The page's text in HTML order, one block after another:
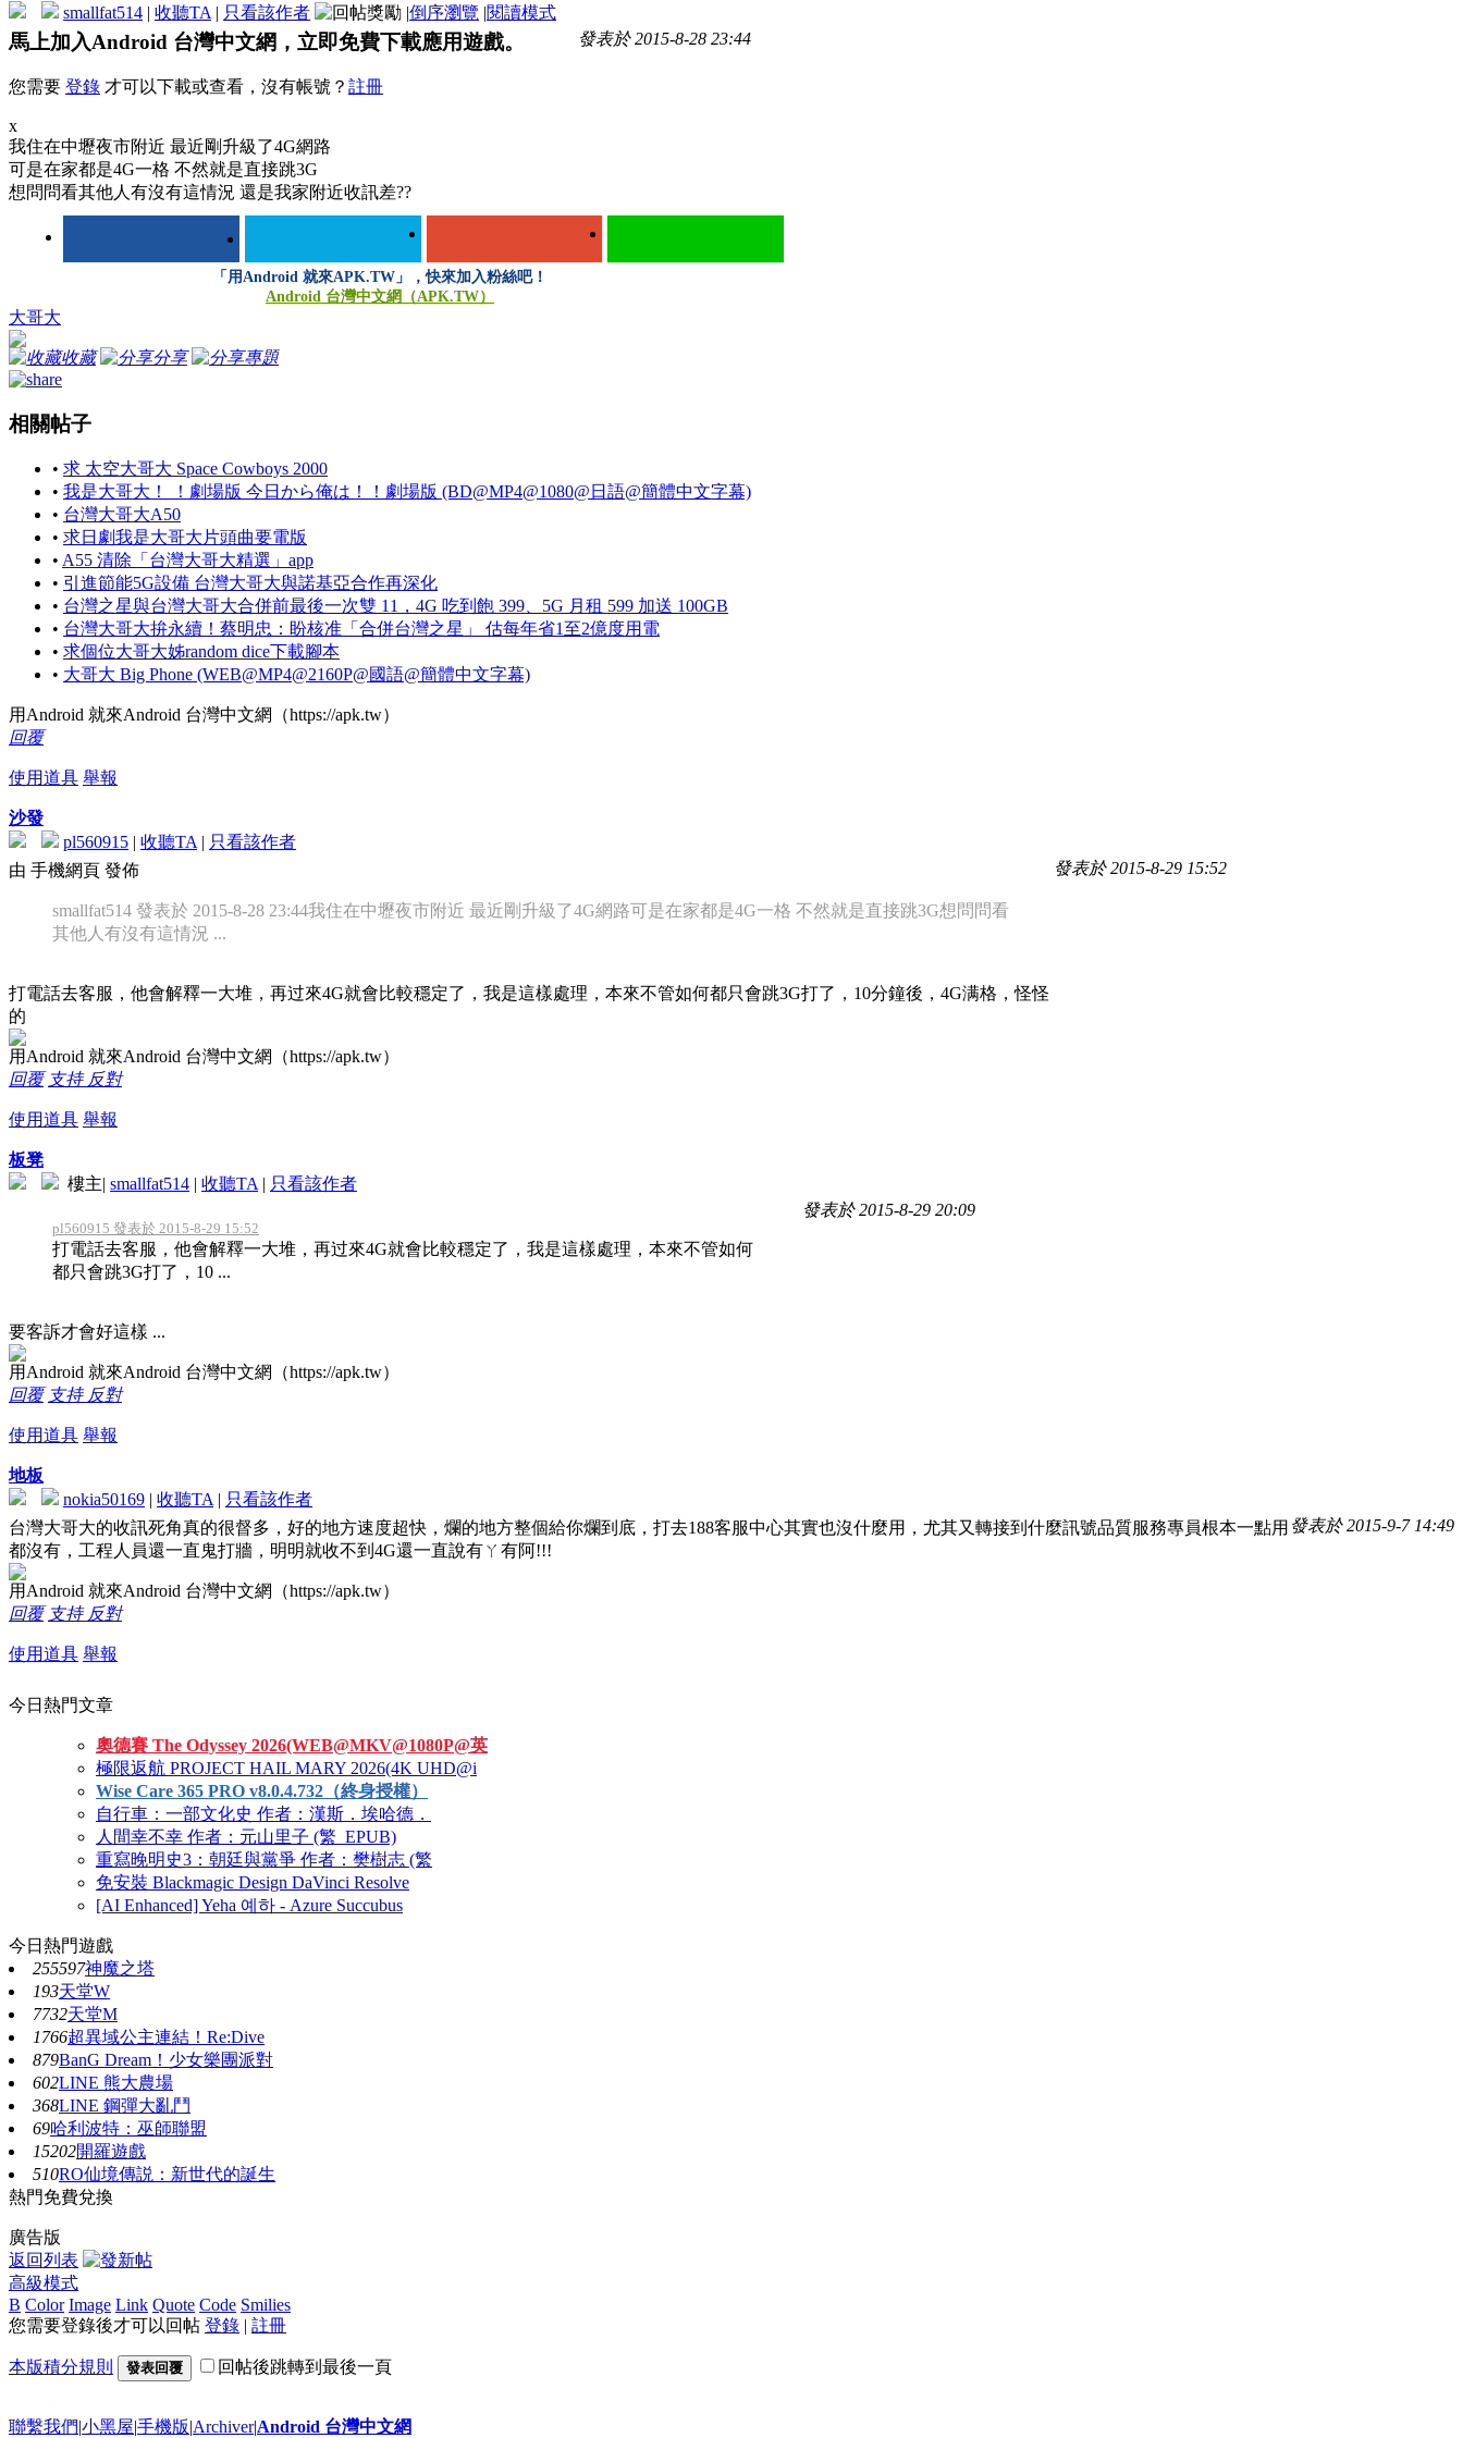
smallfat514 | 收聽TA | 只看該作者 |倒序瀏覽 |閱讀模式
發表於 2015-8-28 23:44
馬上加入Android 台灣中文網，立即免費下載應用遊戲。
您需要 登錄 才可以下載或查看，沒有帳號？ 註冊
x
我住在中壢夜市附近 最近剛升級了4G網路
可是在家都是4G一格 不然就是直接跳3G
想問問看其他人有沒有這情況 還是我家附近收訊差??
「用Android 就來APK.TW」，快來加入粉絲吧！
Android 台灣中文網（APK.TW）
大哥大
收藏 分享 專題
相關帖子
• 求 太空大哥大 Space Cowboys 2000
• 我是大哥大！ ！劇場版 今日から俺は！！劇場版 (BD@MP4@1080@日語@簡體中文字幕)
• 台灣大哥大A50
• 求日劇我是大哥大片頭曲要電版
• A55 清除「台灣大哥大精選」app
• 引進節能5G設備 台灣大哥大與諾基亞合作再深化
• 台灣之星與台灣大哥大合併前最後一次雙 11，4G 吃到飽 399、5G 月租 599 加送 100GB
• 台灣大哥大拚永續！蔡明忠：盼核准「合併台灣之星」 估每年省1至2億度用電
• 求個位大哥大姊random dice下載腳本
• 大哥大 Big Phone (WEB@MP4@2160P@國語@簡體中文字幕)
用Android 就來Android 台灣中文網（https://apk.tw）
回覆
使用道具 舉報
沙發
pl560915 | 收聽TA | 只看該作者
發表於 2015-8-29 15:52
由 手機網頁 發佈
smallfat514 發表於 2015-8-28 23:44我住在中壢夜市附近 最近剛升級了4G網路可是在家都是4G一格 不然就是直接跳3G想問問看
其他人有沒有這情況 ...
打電話去客服，他會解釋一大堆，再过來4G就會比較穩定了，我是這樣處理，本來不管如何都只會跳3G打了，10分鐘後，4G满格，怪怪
的
用Android 就來Android 台灣中文網（https://apk.tw）
回覆 支持 反對
使用道具 舉報
板凳
樓主| smallfat514 | 收聽TA | 只看該作者
發表於 2015-8-29 20:09
pl560915 發表於 2015-8-29 15:52
打電話去客服，他會解釋一大堆，再过來4G就會比較穩定了，我是這樣處理，本來不管如何
都只會跳3G打了，10 ...
要客訴才會好這樣 ...
用Android 就來Android 台灣中文網（https://apk.tw）
回覆 支持 反對
使用道具 舉報
地板
nokia50169 | 收聽TA | 只看該作者
發表於 2015-9-7 14:49
台灣大哥大的收訊死角真的很督多，好的地方速度超快，爛的地方整個給你爛到底，打去188客服中心其實也沒什麼用，尤其又轉接到什麼訊號品質服務專員根本一點用
都沒有，工程人員還一直鬼打牆，明明就收不到4G還一直說有ㄚ有阿!!!
用Android 就來Android 台灣中文網（https://apk.tw）
回覆 支持 反對
使用道具 舉報
今日熱門文章
奧德賽 The Odyssey 2026(WEB@MKV@1080P@英
極限返航 PROJECT HAIL MARY 2026(4K UHD@i
Wise Care 365 PRO v8.0.4.732（終身授權）
自行車：一部文化史 作者：漢斯．埃哈德．
人間幸不幸 作者：元山里子 (繁_EPUB)
重寫晚明史3：朝廷與黨爭 作者：樊樹志 (繁
免安裝 Blackmagic Design DaVinci Resolve
[AI Enhanced] Yeha 예하 - Azure Succubus
今日熱門遊戲
255597神魔之塔
193天堂W
7732天堂M
1766超異域公主連結！Re:Dive
879BanG Dream！少女樂團派對
602LINE 熊大農場
368LINE 鋼彈大亂鬥
69哈利波特：巫師聯盟
15202開羅遊戲
510RO仙境傳説：新世代的誕生
熱門免費兌換
廣告版
返回列表
高級模式
B Color Image Link Quote Code Smilies
您需要登錄後才可以回帖 登錄 | 註冊
本版積分規則 發表回覆 回帖後跳轉到最後一頁
聯繫我們|小黑屋|手機版|Archiver|Android 台灣中文網